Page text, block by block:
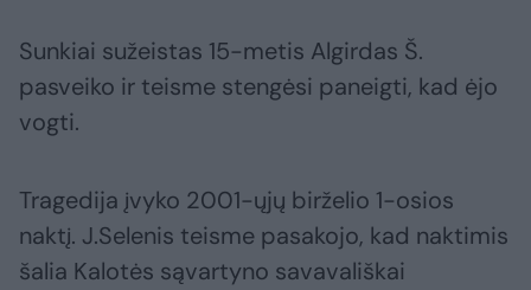
Sunkiai sužeistas 15-metis Algirdas Š.
pasveiko ir teisme stengėsi paneigti, kad ėjo
vogti.
Tragedija įvyko 2001-ųjų birželio 1-osios
naktį. J.Selenis teisme pasakojo, kad naktimis
šalia Kalotės sąvartyno savavališkai